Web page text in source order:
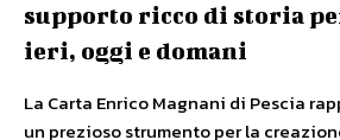
supporto ricco di storia
ieri, oggi e domani
La Carta Enrico Magnani di Pescia
un prezioso strumento per la